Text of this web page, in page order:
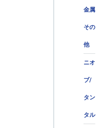
金属
その
他
ニオ
ブ/
タン
タル